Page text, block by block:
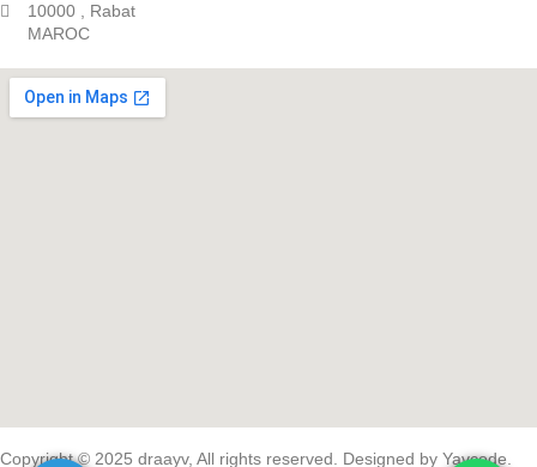
10000 , Rabat
MAROC
Copyright © 2025 draayv, All rights reserved. Designed by Yavcode.